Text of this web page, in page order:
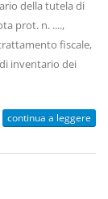
della tutela di
prot. n. ....,
fiscale,
inventario dei
continua a leggere